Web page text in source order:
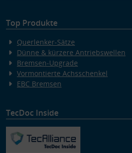
Top Produkte
Querlenker-Sätze
Dünne & kürzere Antriebswellen
Bremsen-Upgrade
Vormontierte Achsschenkel
EBC Bremsen
TecDoc Inside